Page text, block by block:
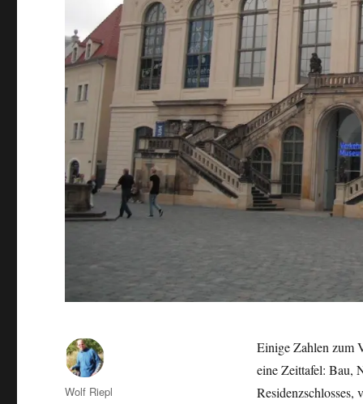
Einige Zahlen zum
eine Zeittafel: Bau,
Residenzschlosses,
Autor
Wolf Riepl